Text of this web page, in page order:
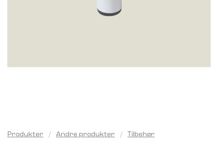
Produkter / Andre produkter / Tilbehør